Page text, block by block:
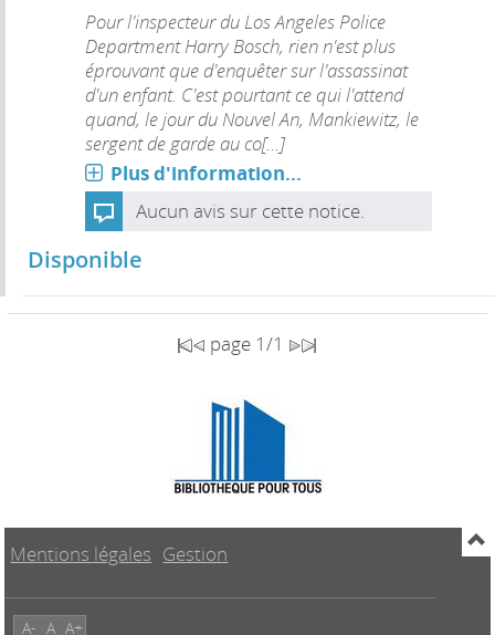
Pour l'inspecteur du Los Angeles Police
Department Harry Bosch, rien n'est plus
éprouvant que d'enquêter sur l'assassinat
d'un enfant. C'est pourtant ce qui l'attend
quand, le jour du Nouvel An, Mankiewitz, le
sergent de garde au co[...]
Plus d'information...
Aucun avis sur cette notice.
Disponible
page 1/1
Mentions légales Gestion
A- A A+